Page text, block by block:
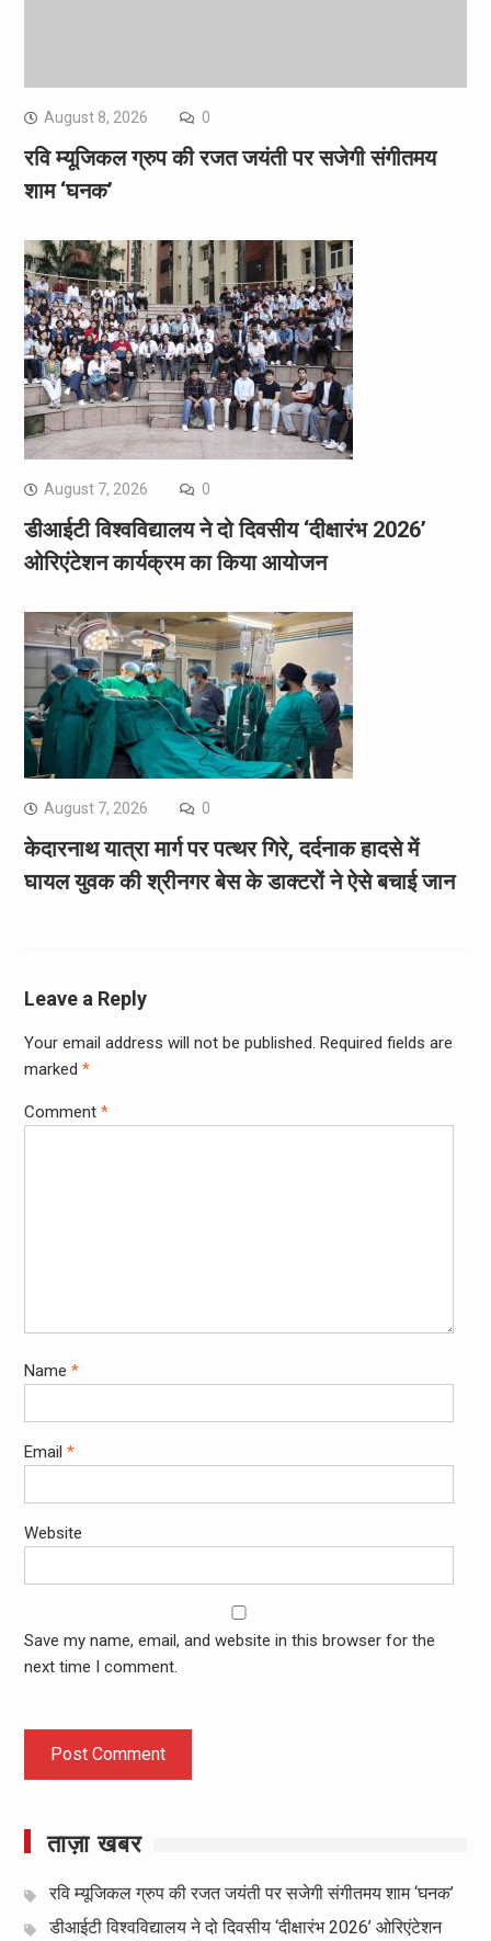
August 8, 2026 0
रवि म्यूजिकल ग्रुप की रजत जयंती पर सजेगी संगीतमय
शाम ‘घनक’
August 7, 2026 0
डीआईटी विश्वविद्यालय ने दो दिवसीय ‘दीक्षारंभ 2026’
ओरिएंटेशन कार्यक्रम का किया आयोजन
August 7, 2026 0
केदारनाथ यात्रा मार्ग पर पत्थर गिरे, दर्दनाक हादसे में
घायल युवक की श्रीनगर बेस के डाक्टरों ने ऐसे बचाई जान
Leave a Reply
Your email address will not be published. Required fields are
marked *
Comment *
Name *
Email *
Website
Save my name, email, and website in this browser for the
next time I comment.
ताज़ा खबर
रवि म्यूजिकल ग्रुप की रजत जयंती पर सजेगी संगीतमय शाम ‘घनक’
डीआईटी विश्वविद्यालय ने दो दिवसीय ‘दीक्षारंभ 2026’ ओरिएंटेशन